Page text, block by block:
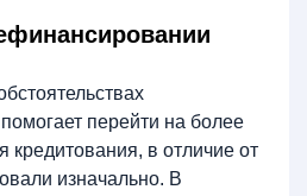
перейти на более
кредитования, в отличие от
изначально. В